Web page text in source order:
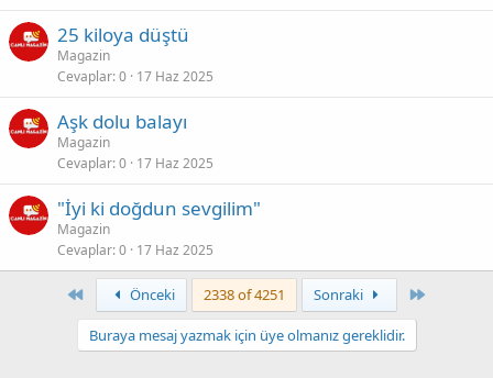
25 kiloya düştü
Magazin
Cevaplar 0 17 Haz 2025
Aşk dolu balayı
Magazin
Cevaplar 0 17 Haz 2025
"İyi ki doğdun sevgilim"
Magazin
Cevaplar 0 17 Haz 2025
Önceki 2338 of 4251 Sonraki
Buraya mesaj yazmak için üye olmanız gereklidir.